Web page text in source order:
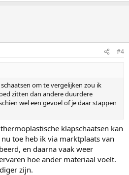
#4
om te vergelijken zou ik
zitten dan andere duurdere
wel een gevoel of je daar stappen
klapschaatsen kan
toe heb ik via marktplaats van
en daarna vaak weer
hoe ander materiaal voelt.
zijn.